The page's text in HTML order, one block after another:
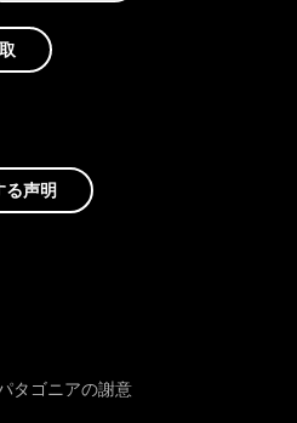
る声明
タゴニアの謝意